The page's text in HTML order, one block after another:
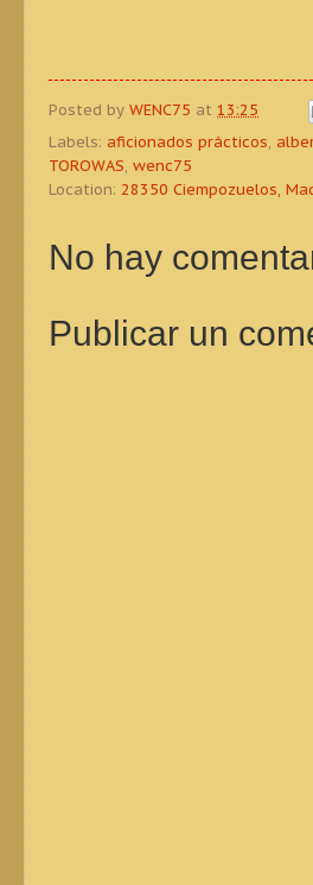
Posted by WENC75 at 13:25
Labels: aficionados prácticos,
TOROWAS, wenc75
Location: 28350 Ciempozuelos,
No hay
Publicar un